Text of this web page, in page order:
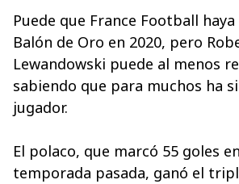
Puede que France Football
Balón de Oro en 2020, pero
Lewandowski puede al menos
sabiendo que para muchos ha
jugador.
El polaco, que marcó 55 goles
temporada pasada, ganó el